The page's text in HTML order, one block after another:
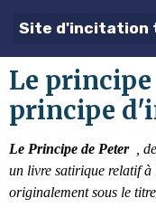
Site d'incitation
Le principe
principe
Le Principe de Peter
,
un livre satirique relatif
originalement sous le